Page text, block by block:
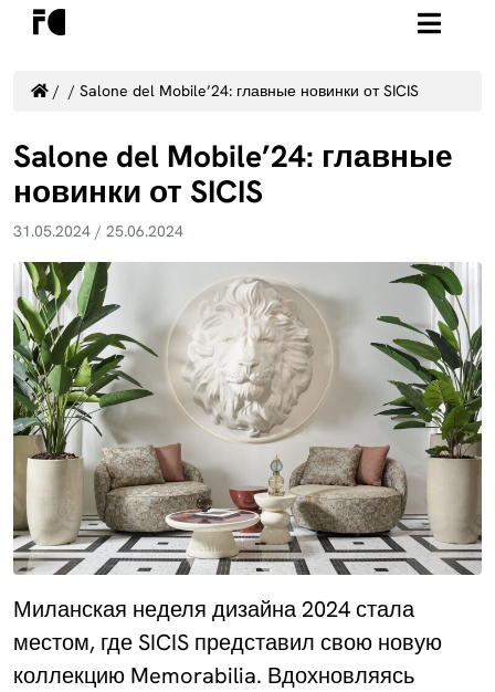
/ / Salone del Mobile’24: главные новинки от SICIS
Salone del Mobile’24: главные
новинки от SICIS
31.05.2024 / 25.06.2024
Миланская неделя дизайна 2024 стала
местом, где SICIS представил свою новую
коллекцию Memorabilia. Вдохновляясь